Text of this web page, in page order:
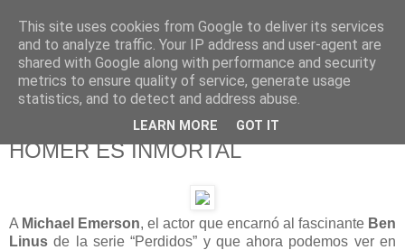
625 RANAS
LA TELEVISIÓN DESDE EL PUNTO DE VISTA BATRACIO
HOMER ES INMORTAL
A Michael Emerson, el actor que encarnó al fascinante Ben
Linus de la serie “Perdidos” y que ahora podemos ver en
This site uses cookies from Google to deliver its services
and to analyze traffic. Your IP address and user-agent are
shared with Google along with performance and security
metrics to ensure quality of service, generate usage
statistics, and to detect and address abuse.
LEARN MORE GOT IT